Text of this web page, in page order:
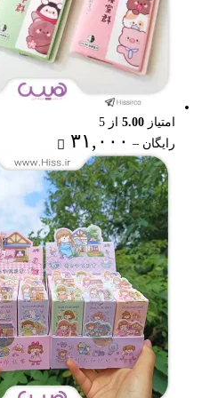
امتیاز 5.00 از 5
رایگان – ۳۱,۰۰۰
رایگان
through
۳۱,۰۰۰ تومان